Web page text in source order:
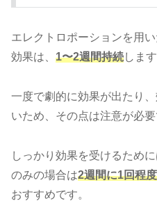
エレクトロポーションを用
効果は、 1〜2週間持続します
一度で劇的に効果が出たり
いため、その点は注意が必要
しっかり効果を受けるため
のみの場合は2週間に1回程
おすすめです。